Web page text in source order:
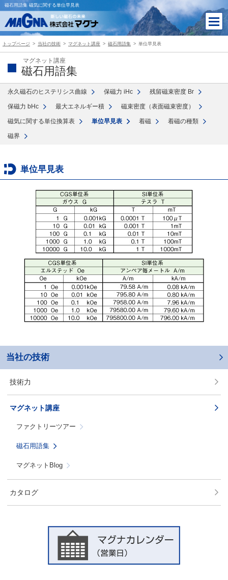
磁石用語集 磁気に関する単位早見表
トップページ 当社の技術 マグネット講座 磁石用語集 単位早見表
マグネット講座
磁石用語集
永久磁石のヒステリシス曲線 保磁力 iHc 残留磁束密度 Br
保磁力 bHc 最大エネルギー積 磁束密度（表面磁束密度）
磁気に関する単位換算表 単位早見表 着磁 着磁の種類
磁界
単位早見表
当社の技術
技術力
マグネット講座
ファクトリーツアー
磁石用語集
マグネットBlog
カタログ